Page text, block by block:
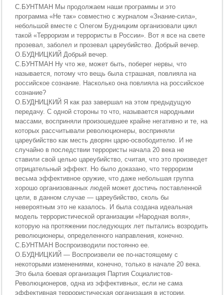
С.БУНТМАН Мы продолжаем наши программы и это
программа «Не так» совместно с журналом «Знание-сила»,
небольшой вместе с Олегом Будницким организовали цикл
такой «Терроризм и террористы в России». Вот я все на свете
прозевал, заболел и прозевал цареубийство. Добрый вечер.
О.БУДНИЦКИЙ Добрый вечер.
С.БУНТМАН Ну что же, может быть, поберег нервы, что
называется, потому что вещь была страшная, повлияла на
российское сознание. Насколько она повлияла на российское
сознание?
О.БУДНИЦКИЙ Я как раз завершал на этом предыдущую
передачу. С одной стороны то что, называется народными
массами, восприняли произошедшее крайне негативно и те, на
которых рассчитывали революционеры, восприняли
цареубийство как месть дворян царю-освободителю. И не
случайно в последствии террористы начала 20 века не
ставили свой целью цареубийство, считая, что это произведет
отрицательный эффект. Но было доказано, что терроризм
весьма эффективное оружие, что даже небольшая группа
хорошо организованных людей может достичь поставленной
цели, в данном случае — цареубийство, сколь бы
невероятным это не казалось. И была создана идеальная
модель террористической организации «Народная воля»,
которую на протяжении последующих лет пытались возродить
революционеры, определенного направления, конечно.
С.БУНТМАН Воспроизводили постоянно ее.
О.БУДНИЦКИЙ — Воспроизвели ее по-настоящему с
некоторыми изменениями, конечно, только в начале 20 века.
Это была боевая организация Партия Социалистов-
Революционеров, одна из эффективных, если не сама
эффективная террористическая организация в истории.